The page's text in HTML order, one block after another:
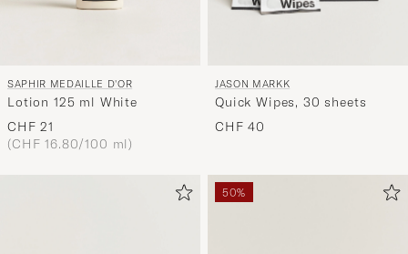
SAPHIR MEDAILLE D'OR
Lotion 125 ml White
CHF 21
(CHF 16.80/100 ml)
JASON MARKK
Quick Wipes, 30 sheets
CHF 40
50%